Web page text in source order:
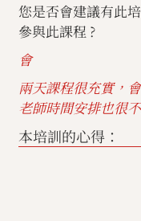
您是否會建議有此
參與此課程 ?
會
兩天課程很充實，
老師時間安排也很
本培訓的心得：